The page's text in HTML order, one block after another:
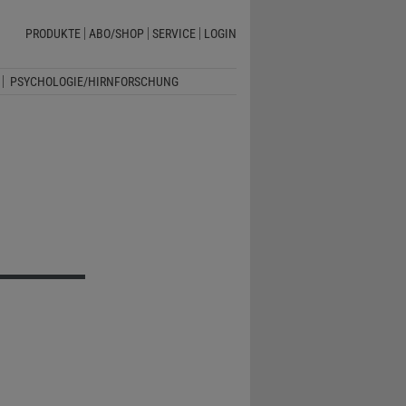
PRODUKTE ABO/SHOP SERVICE LOGIN
PSYCHOLOGIE/HIRNFORSCHUNG